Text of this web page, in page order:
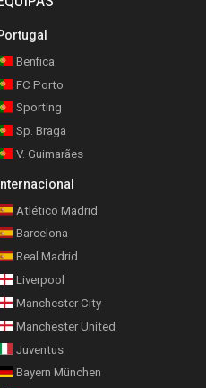
Benfica
FC Porto
Sporting
Sp. Braga
V. Guimarães
Internacional
Atlético Madrid
Barcelona
Real Madrid
Liverpool
Manchester City
Manchester United
Juventus
Bayern München